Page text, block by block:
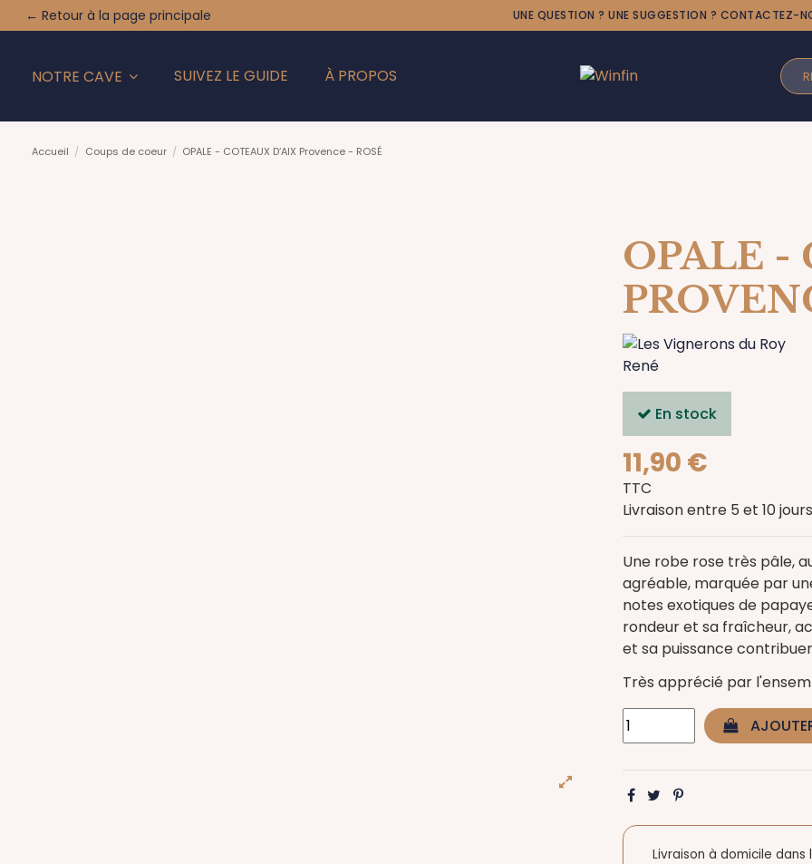
UNE QUESTION ? UNE SUGGESTION ? CONTACTEZ-
← Retour à la page principale
NOTRE CAVE SUIVEZ LE GUIDE À PROPOS
Accueil Coups de coeur OPALE - COTEAUX D’AIX Provence - ROSÉ
OPALE -
En stock
11,90 €
TTC
Livraison entre 5 et 10 jours
Une robe rose très pâle,
agréable, marquée par
notes exotiques de
rondeur et sa fraîcheur,
et sa puissance
Très apprécié par
Livraison à domicile dans